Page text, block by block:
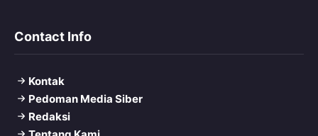
Contact Info
Kontak
Pedoman Media Siber
Redaksi